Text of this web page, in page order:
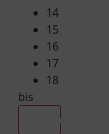
14
15
16
17
18
bis